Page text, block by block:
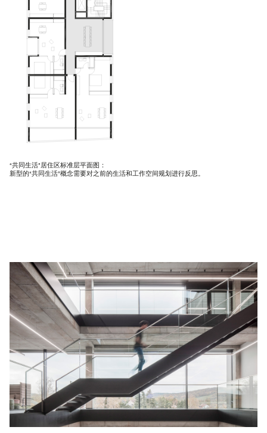
“共同生活”居住区标准层平面图：
新型的“共同生活”概念需要对之前的生活和工作空间规划进行反思。